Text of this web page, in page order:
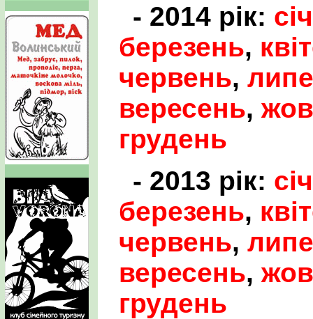
- 2014 рік:
березень,
червень,
вересень,
грудень
- 2013 рік:
березень,
червень,
вересень,
грудень